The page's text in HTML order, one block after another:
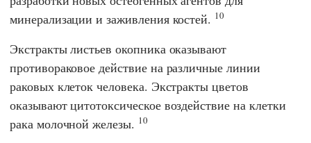
минерализации и заживления костей. 10
Экстракты листьев окопника оказывают
противораковое действие на различные линии
раковых клеток человека. Экстракты цветов
оказывают цитотоксическое воздействие на клетки
рака молочной железы. 10